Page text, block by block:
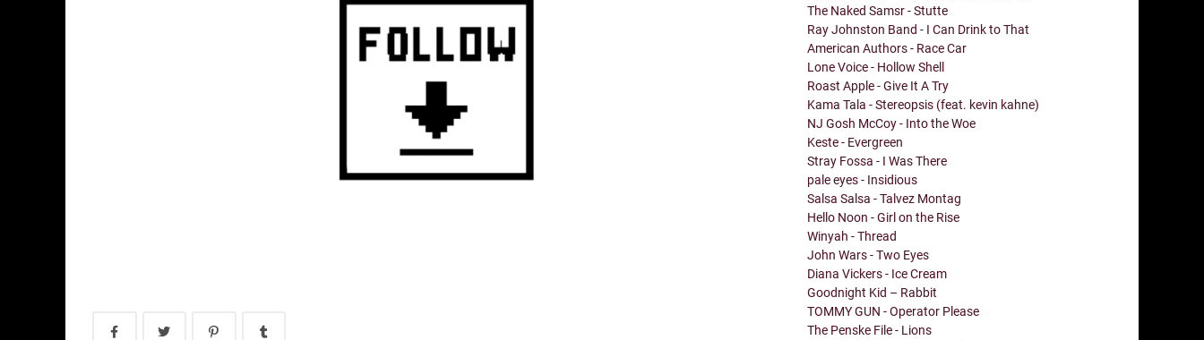
The Naked Samsr - Stutte
Ray Johnston Band - I Can Drink to That
American Authors - Race Car
Lone Voice - Hollow Shell
Roast Apple - Give It A Try
Kama Tala - Stereopsis (feat. kevin kahne)
NJ Gosh McCoy - Into the Woe
Keste - Evergreen
Stray Fossa - I Was There
pale eyes - Insidious
Salsa Salsa - Talvez Montag
Hello Noon - Girl on the Rise
Winyah - Thread
John Wars - Two Eyes
Diana Vickers - Ice Cream
Goodnight Kid – Rabbit
TOMMY GUN - Operator Please
The Penske File - Lions